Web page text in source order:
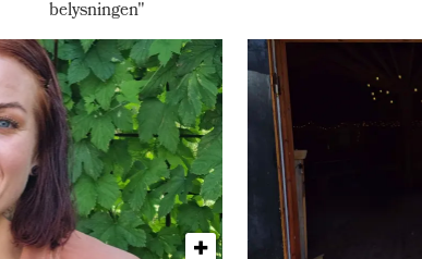
belysningen"